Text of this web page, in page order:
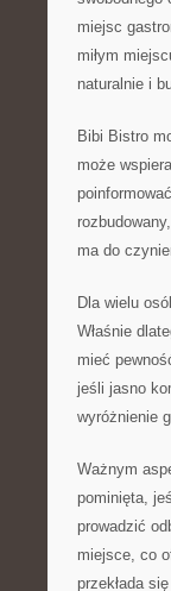
miejsc
miłym
naturalnie i
Bibi Bistro
może
ma do
Dla wielu
Właśnie
mieć
jeśli jasno
wyróżnienie
Ważnym
pominięta,
prowadzić
miejsce, co
przekłada